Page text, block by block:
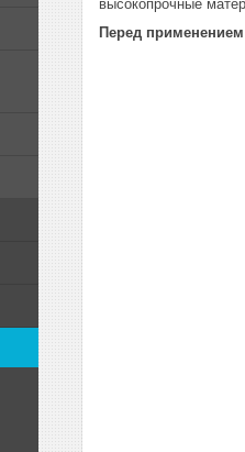
высокопрочные
Перед применением